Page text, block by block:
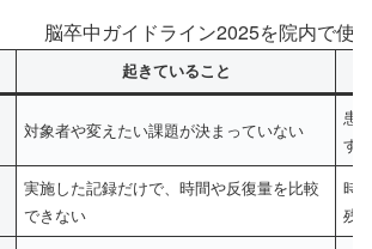
脳卒中ガイドライン2025を院内で使
起きていること
対象者や変えたい課題が決まっていない
患
す
実施した記録だけで、時間や反復量を比較
できない
時
残